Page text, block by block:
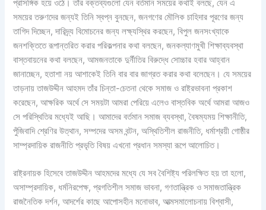
প্রাসঙ্গিক হয়ে ওঠে। তাঁর বক্তব্যগুলো যেন বর্তমান সময়ের কথাই বলছে, যেন এ
সময়ের তরুণদের জন্যই তিনি স্বপ্ন বুনছেন, জনগণের মৌলিক চাহিদার পূরণের জন্য
তাগিদ দিচ্ছেন, দারিদ্র্য বিমোচনের জন্য লক্ষ্যস্থির করছেন, বিপুল জনসংখ্যাকে
জনশক্তিতে রূপান্তরিত করার পরিকল্পনার কথা বলছেন, জনকল্যাণমুখী শিক্ষাব্যবস্থা
বাস্তবায়নের কথা বলছেন, আমজনতাকে দুর্নীতির বিরুদ্ধে সোচ্চার হবার আহ্বান
জানাচ্ছেন, হতাশা নয় আশাকেই তিনি বার বার জাগ্রত করার কথা বলেছেন। যে সময়ের
তাড়নায় তাজউদ্দীন আহমদ তাঁর চিন্তা-চেতনা থেকে সমাজ ও রাষ্ট্রভাবনা প্রকাশ
করেছেন, আক্ষরিক অর্থে সে সময়টা আমরা পেরিয়ে এলেও বাস্তবিক অর্থে আমরা আজও
সে পরিস্থিতির মধ্যেই আছি। আমাদের বর্তমান সমাজ ব্যবস্থা, বৈষম্যময় শিক্ষানীতি,
পুঁজিবাদি শ্রেণির উত্থান, সম্পদের অসম বন্টন, অস্থিতিশীল রাজনীতি, ধর্মাশ্রয়ী গোষ্ঠীর
সাম্প্রদায়িক রাজনীতি প্রভৃতি বিষয় এখনো প্রধান সমস্যা রূপে আলোচিত।
রাষ্ট্রনায়ক হিসেবে তাজউদ্দীন আহমদের মধ্যে যে সব বৈশিষ্ট্য পরিলক্ষিত হয় তা হলো,
অসাম্প্রদায়িক, ধর্মনিরপেক্ষ, প্রগতিশীল সমাজ ভাবনা, গণতান্ত্রিক ও সমাজতান্ত্রিক
রাজনৈতিক দর্শন, আদর্শের কাছে আপোসহীন মনোভাব, আত্মসমালোচনায় বিশ্বাসী,